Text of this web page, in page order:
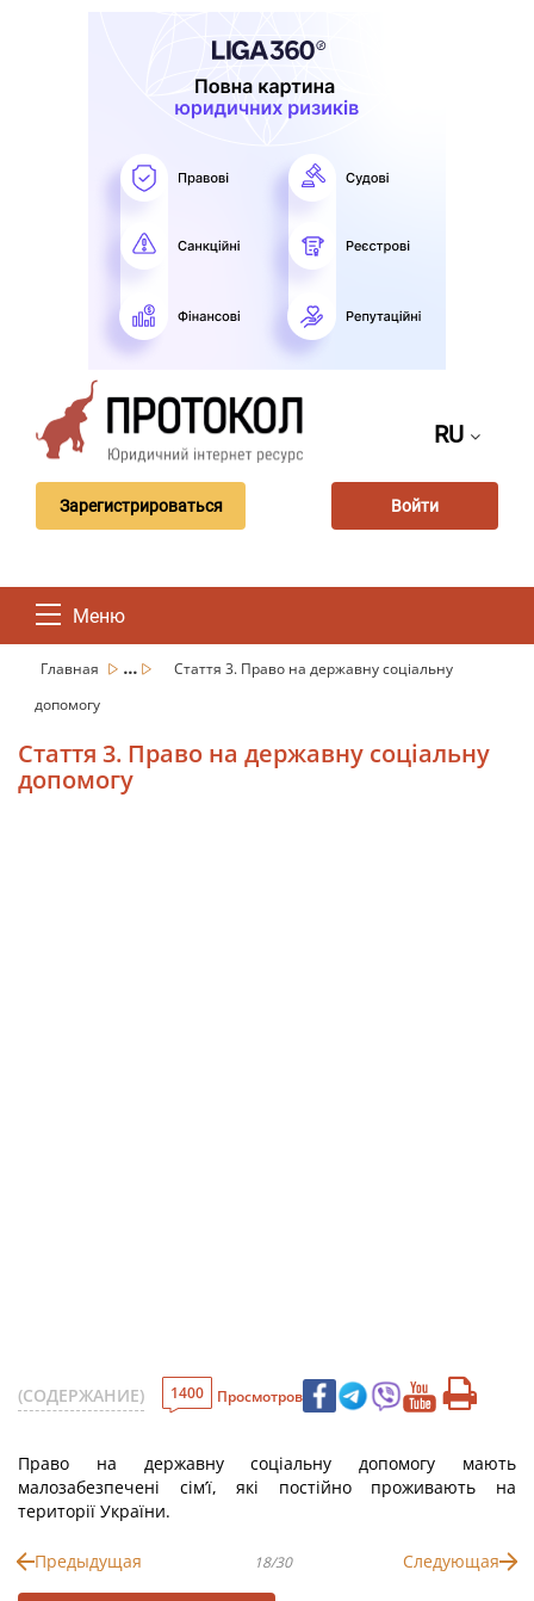
RU
Зарегистрироваться Войти
Меню
Главная ...
Стаття 3. Право на державну соціальну
допомогу
Стаття 3. Право на державну соціальну
допомогу
(СОДЕРЖАНИЕ) 1400 Просмотров
Право на державну соціальну допомогу мають
малозабезпечені сім’ї, які постійно проживають на
території України.
Предыдущая 18/30 Следующая